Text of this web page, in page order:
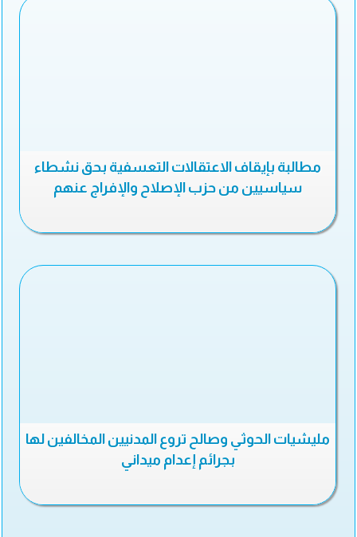
مطالبة بإيقاف الاعتقالات التعسفية بحق نشطاء
سياسيين من حزب الإصلاح والإفراج عنهم
مليشيات الحوثي وصالح تروع المدنيين المخالفين لها
بجرائم إعدام ميداني